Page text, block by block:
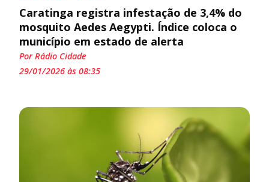
Caratinga registra infestação de 3,4% do
mosquito Aedes Aegypti. Índice coloca o
município em estado de alerta
Por Rádio Cidade
29/01/2026 às 08:35